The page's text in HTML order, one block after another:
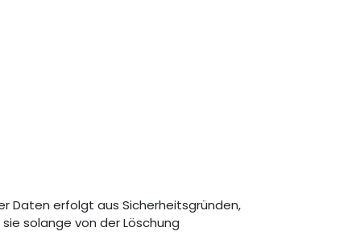
Daten erfolgt aus Sicherheitsgründen,
solange von der Löschung